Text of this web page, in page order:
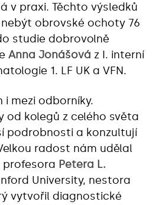
v praxi. Těchto výsledků
obrovské ochoty 76
studie dobrovolně
Anna Jonášová z I. interní
1. LF UK a VFN.
i mezi odborníky.
od kolegů z celého světa
podrobnosti a konzultují
radost nám udělal
profesora Petera L.
University, nestora
vytvořil diagnostické